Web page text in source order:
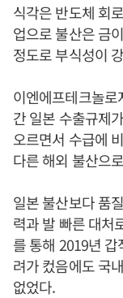
식각은 반도체 회
업으로 불산은 금
정도로 부식성이
이엔에프테크놀로
간 일본 수출규제
오르면서 수급에
다른 해외 불산으
일본 불산보다 품
력과 발 빠른 대처
를 통해 2019년
려가 컸음에도 국
없었다.